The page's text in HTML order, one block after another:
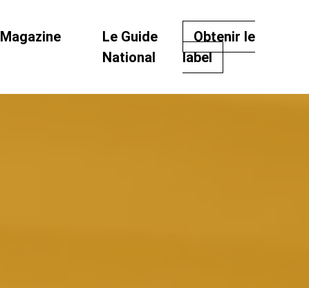
Magazine
Le Guide
National
Obtenir le
label